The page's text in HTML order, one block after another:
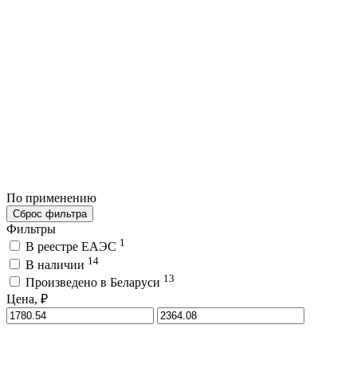
По применению
Сброс фильтра
Фильтры
В реестре ЕАЭС 1
В наличии 14
Произведено в Беларуси 13
Цена, ₽